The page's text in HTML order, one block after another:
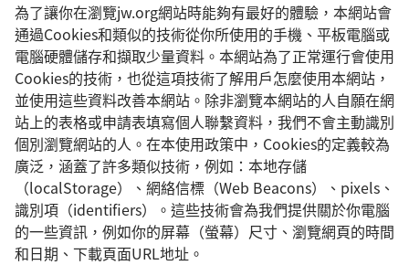
為了讓你在瀏覽jw.org網站時能夠有最好的體驗，本網站會
通過Cookies和類似的技術從你所使用的手機、平板電腦或
電腦硬體儲存和擷取少量資料。本網站為了正常運行會使用
Cookies的技術，也從這項技術了解用戶怎麼使用本網站，
並使用這些資料改善本網站。除非瀏覽本網站的人自願在網
站上的表格或申請表填寫個人聯繫資料，我們不會主動識別
個別瀏覽網站的人。在本使用政策中，Cookies的定義較為
廣泛，涵蓋了許多類似技術，例如：本地存儲
（localStorage）、網絡信標（Web Beacons）、pixels、
識別項（identifiers）。這些技術會為我們提供關於你電腦
的一些資訊，例如你的屏幕（螢幕）尺寸、瀏覽網頁的時間
和日期、下載頁面URL地址。